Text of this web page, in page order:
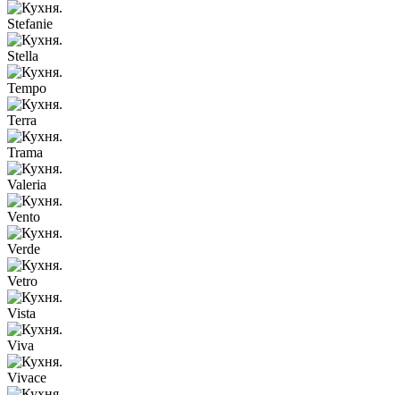
Stefanie
Stella
Tempo
Terra
Trama
Valeria
Vento
Verde
Vetro
Vista
Viva
Vivace